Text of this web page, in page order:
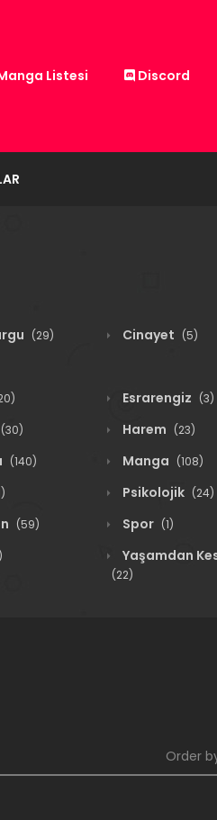
Listesi Discord
(29) Cinayet (5)
Esrarengiz (3)
(30) Harem (23)
(140) Manga (108)
Psikolojik (24)
(59) Spor (1)
Yaşamdan
(22)
Order